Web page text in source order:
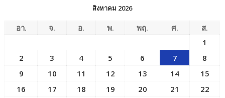
สิงหาคม 2026
อา. จ. อ. พ. พฤ. ศ.
ส.
1
2
3 4 5 6 7
8
9
10 11 12 13 14
15
16
17 18 19 20 21
22